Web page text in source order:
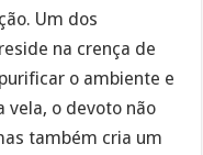
Um dos
na crença de
o ambiente e
vela, o devoto não
também cria um